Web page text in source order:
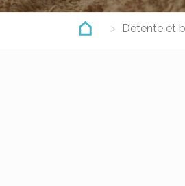
Détente et